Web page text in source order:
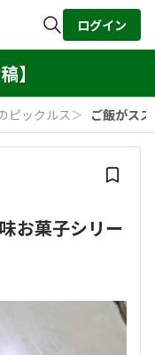
検索
ログイン
】
ピックルス＞ ご飯がス
お菓子シリー